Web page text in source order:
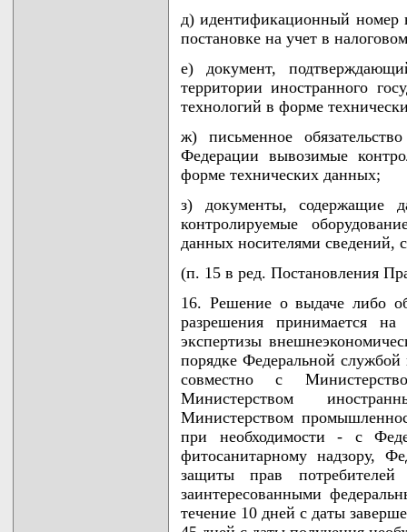
д) идентификационный номер
постановке на учет в
е) документ,
территории иностранного
технологий в форме
ж) письменное
Федерации вывозимые
форме технических данных;
з) документы, содержащие
контролируемые
данных носителями сведений,
(п. 15 в ред. Постановления
16. Решение о выдаче либо
разрешения принимается на
экспертизы
порядке Федеральной
совместно с
Министерством
Министерством
при необходимости - с
фитосанитарному надзору,
защиты прав
заинтересованными
течение 10 дней с даты